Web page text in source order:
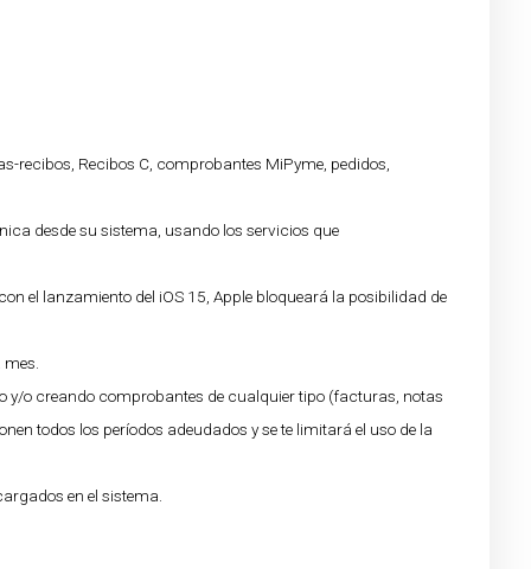
Recibos C, comprobantes MiPyme, pedidos,
desde su sistema, usando los servicios que
el lanzamiento del iOS 15, Apple bloqueará la posibilidad de
y/o creando comprobantes de cualquier tipo (facturas, notas
todos los períodos adeudados y se te limitará el uso de la
en el sistema.